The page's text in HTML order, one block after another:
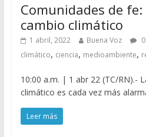
Comunidades de
cambio climático
1 abril, 2022 Buena Voz
climático, ciencia, medioambiente,
10:00 a.m. | 1 abr 22 (TC/RN).-
climático es cada vez más
Leer más